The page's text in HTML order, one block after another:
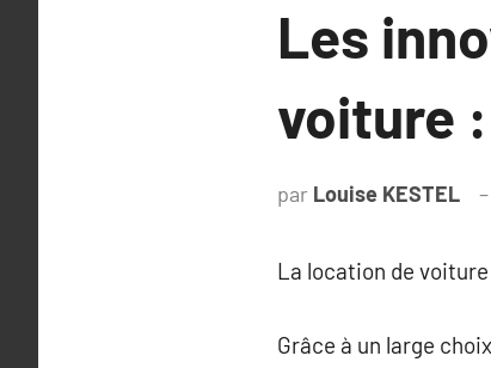
Les
voiture
par Louise KESTEL
La location de
Grâce à un large